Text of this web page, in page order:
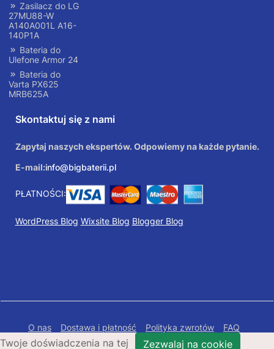
Zasilacz do LG
27MU88-W
A140A001L A16-
140P1A
Bateria do
Ulefone Armor 24
Bateria do
Varta PX625
MRB625A
Skontaktuj się z nami
Zapytaj naszych ekspertów. Odpowiemy na każde pytanie.
E-mail:info@bigbaterii.pl
PŁATNOŚCI:
WordPress Blog Wixsite Blog Blogger Blog
O nas Dostawa i płatność Polityka zwrotów
FAQ
Polityka prywatności
Mapa Strony
Twoje doświadczenia na tej Zezwalaj na cookie